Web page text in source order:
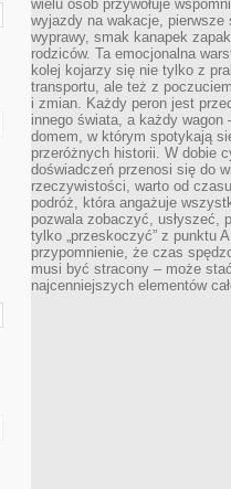
wielu osób przywołuje
wyjazdy na wakacje, pierwsze
wyprawy, smak kanapek
rodziców. Ta emocjonalna
kolej kojarzy się nie tylko z
transportu, ale też z
i zmian. Każdy peron jest
innego świata, a każdy wagon
domem, w którym spotykają
przeróżnych historii. W dobie
doświadczeń przenosi się do
rzeczywistości, warto od
podróż, która angażuje
pozwala zobaczyć, usłyszeć,
tylko „przeskoczyć” z punktu
przypomnienie, że czas
musi być stracony – może
najcenniejszych elementów